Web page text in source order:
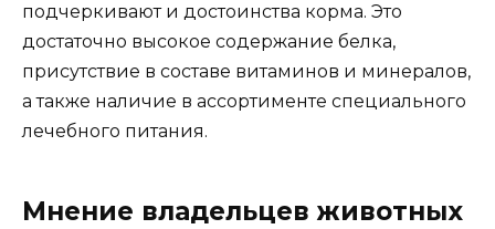
подчеркивают и достоинства корма. Это
достаточно высокое содержание белка,
присутствие в составе витаминов и минералов,
а также наличие в ассортименте специального
лечебного питания.
Мнение владельцев животных